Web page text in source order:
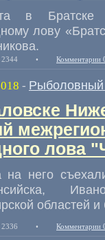
в Братске
лову «
2344 • Комментарии
- Рыболовный
лова
на него
,
областей и
• Комментарии